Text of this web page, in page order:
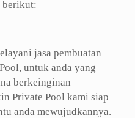
berikut:
jasa pembuatan
untuk anda yang
berkeinginan
Private Pool kami siap
anda mewujudkannya.